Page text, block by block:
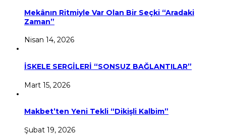
Mekânın Ritmiyle Var Olan Bir Seçki “Aradaki
Zaman”
Nisan 14, 2026
İSKELE SERGİLERİ “SONSUZ BAĞLANTILAR”
Mart 15, 2026
Makbet’ten Yeni Tekli “Dikişli Kalbim”
Şubat 19, 2026